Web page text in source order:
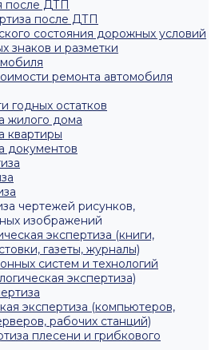
после ДТП
после ДТП
состояния дорожных условий
знаков и разметки
ремонта автомобиля
годных остатков
жилого дома
квартиры
документов
чертежей рисунков,
изображений
экспертиза (книги,
газеты, журналы)
систем и технологий
экспертиза)
экспертиза (компьютеров,
рабочих станций)
плесени и грибкового